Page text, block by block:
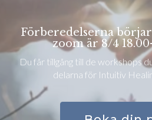
Förberedelserna
zoom är 8/4
Du får tillgång till de workshops
delarna för Intuitiv